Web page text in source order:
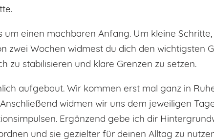
einen machbaren Anfang. Um kleine
zwei Wochen widmest du dich den wichtigsten
zu stabilisieren und klare Grenzen zu setzen.
aufgebaut. Wir kommen erst mal ganz in
widmen wir uns dem jeweiligen
Ergänzend gebe ich dir
und sie gezielter für deinen Alltag zu